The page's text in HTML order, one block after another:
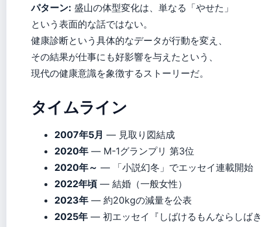
パターン: 盛山の体型変化は、単なる「やせた」
という表面的な話ではない。
健康診断という具体的なデータが行動を変え、
その結果が仕事にも好影響を与えたという、
現代の健康意識を象徴するストーリーだ。
タイムライン
2007年5月 — 見取り図結成
2020年 — M-1グランプリ 第3位
2020年～ — 「小説幻冬」でエッセイ連載開始
2022年頃 — 結婚（一般女性）
2023年 — 約20kgの減量を公表
2025年 — 初エッセイ『しばけるもんならしば